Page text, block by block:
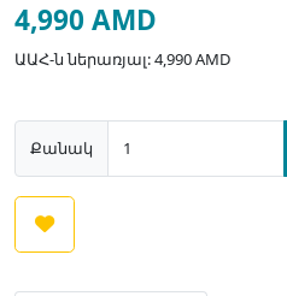
4,990 AMD
ԱԱՀ-ն ներառյալ: 4,990 AMD
Քանակ